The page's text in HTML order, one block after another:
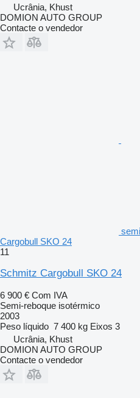
Ucrânia, Khust
DOMION AUTO GROUP
Contacte o vendedor
Cargobull SKO 24
11
Schmitz Cargobull SKO 24
6 900 € Com IVA
Semi-reboque isotérmico
2003
Peso líquido 7 400 kg Eixos 3
Ucrânia, Khust
DOMION AUTO GROUP
Contacte o vendedor